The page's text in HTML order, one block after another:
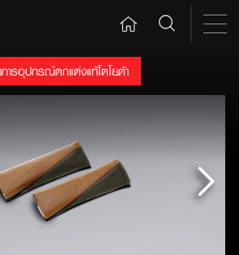
ารอุปกรณ์ตกแต่งแท้โตโยต้า